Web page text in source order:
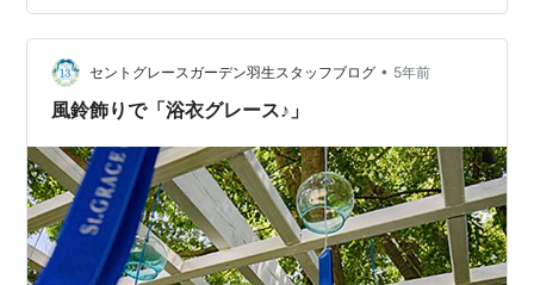
迎えいたしました。 今回はセントグレースガーデンオリ
ジナルお盆提灯を制作。皆様にセントグレースガーデン
ならではのお盆を過ごして頂きたい！と園長こだわりの
提灯です(^ ^)事前に予約販…
セントグレースガーデン羽生スタッフブログ • 5年前
風鈴飾りで「浴衣グレース♪」